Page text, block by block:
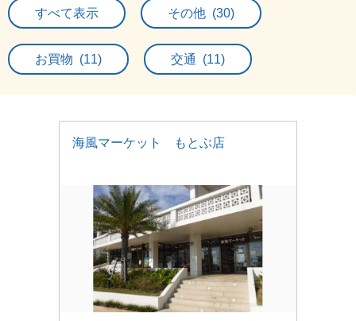
すべて表示 その他 (30)
お買物 (11) 交通 (11)
海風マーケット もとぶ店